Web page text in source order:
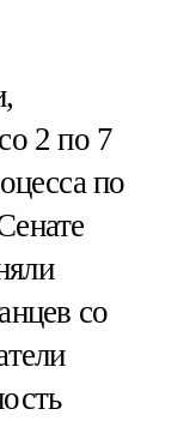
2 по 7
по
со